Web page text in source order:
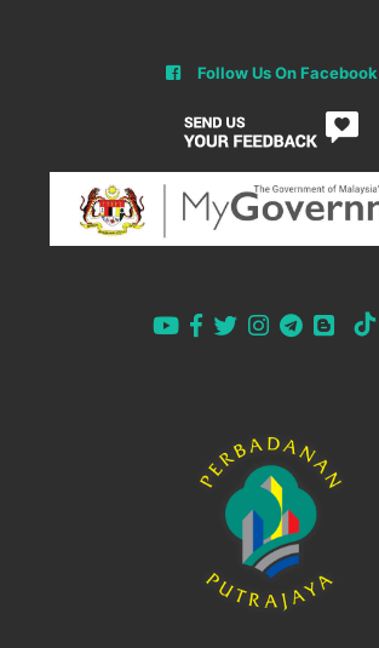
Follow Us On Facebook